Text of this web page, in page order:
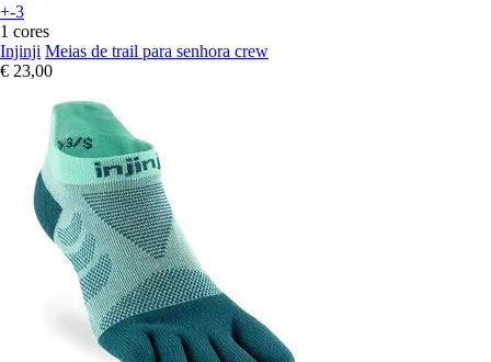
+-3
1 cores
Injinji Meias de trail para senhora crew
€ 23,00